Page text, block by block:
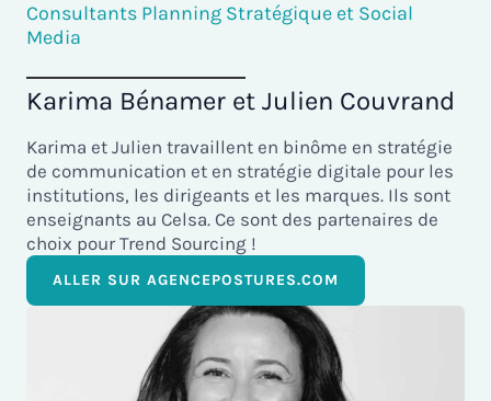
Consultants Planning Stratégique et Social
Media
Karima Bénamer et Julien Couvrand
Karima et Julien travaillent en binôme en stratégie
de communication et en stratégie digitale pour les
institutions, les dirigeants et les marques. Ils sont
enseignants au Celsa. Ce sont des partenaires de
choix pour Trend Sourcing !
ALLER SUR AGENCEPOSTURES.COM